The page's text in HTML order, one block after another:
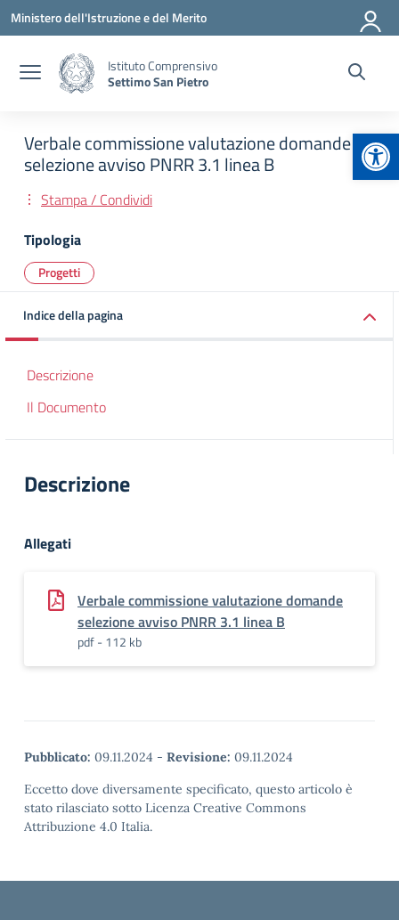
Vai ai contenuti
Vai al menu di navigazione
Vai al footer
Ministero dell'Istruzione e del Merito
Istituto Comprensivo
Settimo San Pietro
Verbale commissione valutazione domande
selezione avviso PNRR 3.1 linea B
Stampa / Condividi
Tipologia
Progetti
Indice della pagina
Descrizione
Il Documento
Descrizione
Allegati
Verbale commissione valutazione domande
selezione avviso PNRR 3.1 linea B
pdf - 112 kb
Pubblicato: 09.11.2024 - Revisione: 09.11.2024
Eccetto dove diversamente specificato, questo articolo è
stato rilasciato sotto Licenza Creative Commons
Attribuzione 4.0 Italia.